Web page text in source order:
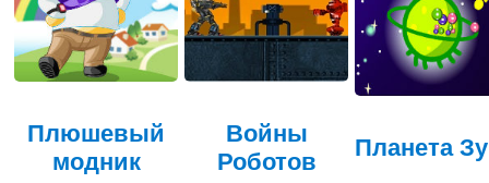
Плюшевый
модник
Войны
Роботов
Планета